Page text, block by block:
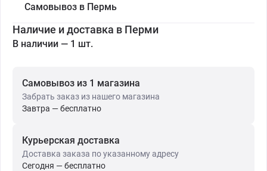
Самовывоз в Пермь
Наличие и доставка в Перми
В наличии — 1 шт.
Самовывоз из 1 магазина
Забрать заказ из нашего магазина
Завтра — бесплатно
Курьерская доставка
Доставка заказа по указанному адресу
Сегодня — бесплатно